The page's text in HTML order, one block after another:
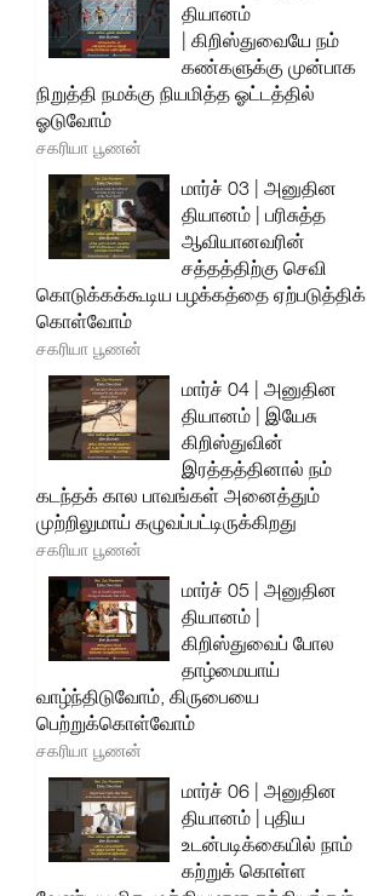
தியானம்
| கிறிஸ்துவையே நம்
கண்களுக்கு முன்பாக
நிறுத்தி நமக்கு நியமித்த ஓட்டத்தில்
ஓடுவோம்
சகரியா பூணன்
மார்ச் 03 | அனுதின
தியானம் | பரிசுத்த
ஆவியானவரின்
சத்தத்திற்கு செவி
கொடுக்கக்கூடிய பழக்கத்தை ஏற்படுத்திக்
கொள்வோம்
சகரியா பூணன்
மார்ச் 04 | அனுதின
தியானம் | இயேசு
கிறிஸ்துவின்
இரத்தத்தினால் நம்
கடந்தக் கால பாவங்கள் அனைத்தும்
முற்றிலுமாய் கழுவப்பட்டிருக்கிறது
சகரியா பூணன்
மார்ச் 05 | அனுதின
தியானம் |
கிறிஸ்துவைப் போல
தாழ்மையாய்
வாழ்ந்திடுவோம், கிருபையை
பெற்றுக்கொள்வோம்
சகரியா பூணன்
மார்ச் 06 | அனுதின
தியானம் | புதிய
உடன்படிக்கையில் நாம்
கற்றுக் கொள்ள